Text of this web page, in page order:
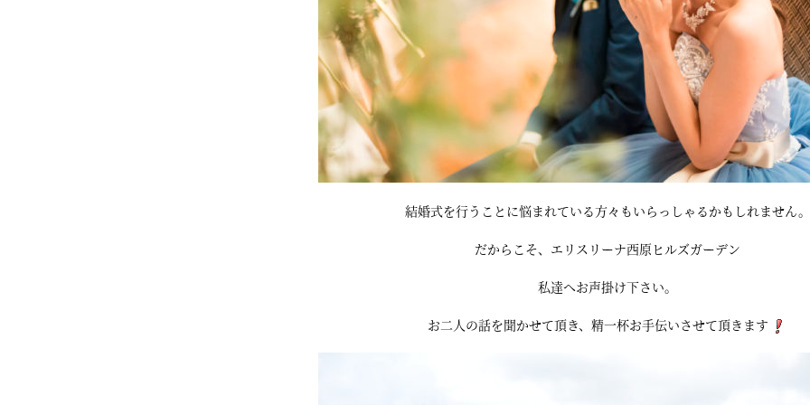
結婚式を行うことに悩まれている方々もいらっしゃるかもしれません。
だからこそ、エリスリーナ西原ヒルズガーデン
私達へお声掛け下さい。
お二人の話を聞かせて頂き、精一杯お手伝いさせて頂きます